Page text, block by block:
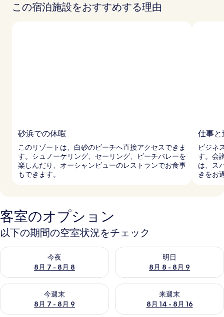
この宿泊施設をおすすめする理由
砂浜での休暇
このリゾートは、白砂のビーチへ直接アクセスできま
す。シュノーケリング、セーリング、ビーチバレーを
楽しんだり、オーシャンビューのレストランでお食事
もできます。
仕事と
ビジネ
す。会
は、ス
きをお
客室のオプション
以下の期間の空室状況をチェック
今夜
8月 7 - 8月 8
今夜 8月 7 - 8月 8 の空室状況をチェック
明日
8月 8 - 8月 9
明日 8月 8 - 8月 9 の空室状況
今週末
8月 7 - 8月 9
今週末 8月 7 - 8月 9 の空室状況をチェック
来週末
8月 14 - 8月 16
来週末 8月 14 - 8月 16 の空室